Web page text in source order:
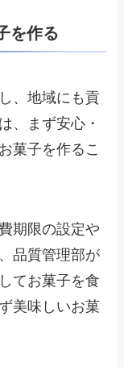
を作る
、地域にも貢
、まず安心・
菓子を作るこ
期限の設定や
品質管理部が
てお菓子を食
美味しいお菓